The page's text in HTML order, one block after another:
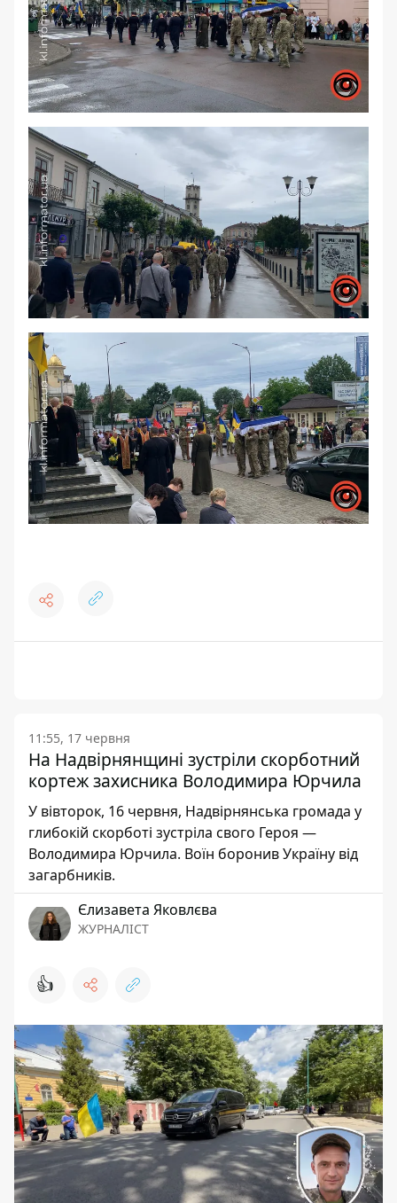
11:55, 17 червня
На Надвірнянщині зустріли скорботний
кортеж захисника Володимира Юрчила
У вівторок, 16 червня, Надвірнянська громада у
глибокій скорботі зустріла свого Героя —
Володимира Юрчила. Воїн боронив Україну від
загарбників.
Єлизавета Яковлєва
ЖУРНАЛІСТ
👍